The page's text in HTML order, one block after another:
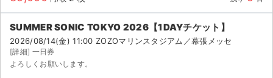
SUMMER SONIC TOKYO 2026【1DAYチケット】
2026/08/14(金) 11:00 ZOZOマリンスタジアム／幕張メッセ
[詳細] 一日券
よろしくお願いします。